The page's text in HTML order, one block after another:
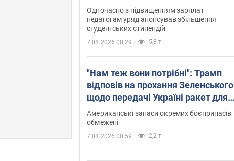
Одночасно з підвищенням зарплат
педагогам уряд анонсував збільшення
студентських стипендій
7.08.2026 00:29 5,8 т.
"Нам теж вони потрібні": Трамп
відповів на прохання Зеленського
щодо передачі Україні ракет для
Patriot
Американські запаси окремих боєприпасів
обмежені
7.08.2026 00:59 2,2 т.